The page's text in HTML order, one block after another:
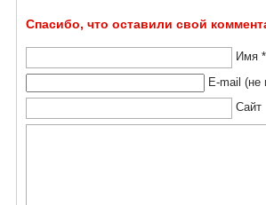
Спасибо, что оставили свой
Имя *
E-mail (не
Сайт